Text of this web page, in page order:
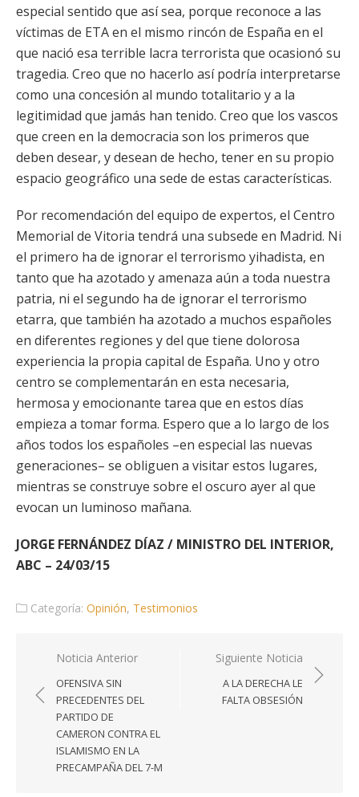
especial sentido que así sea, porque reconoce a las
víctimas de ETA en el mismo rincón de España en el
que nació esa terrible lacra terrorista que ocasionó su
tragedia. Creo que no hacerlo así podría interpretarse
como una concesión al mundo totalitario y a la
legitimidad que jamás han tenido. Creo que los vascos
que creen en la democracia son los primeros que
deben desear, y desean de hecho, tener en su propio
espacio geográfico una sede de estas características.
Por recomendación del equipo de expertos, el Centro
Memorial de Vitoria tendrá una subsede en Madrid. Ni
el primero ha de ignorar el terrorismo yihadista, en
tanto que ha azotado y amenaza aún a toda nuestra
patria, ni el segundo ha de ignorar el terrorismo
etarra, que también ha azotado a muchos españoles
en diferentes regiones y del que tiene dolorosa
experiencia la propia capital de España. Uno y otro
centro se complementarán en esta necesaria,
hermosa y emocionante tarea que en estos días
empieza a tomar forma. Espero que a lo largo de los
años todos los españoles –en especial las nuevas
generaciones– se obliguen a visitar estos lugares,
mientras se construye sobre el oscuro ayer al que
evocan un luminoso mañana.
JORGE FERNÁNDEZ DÍAZ / MINISTRO DEL INTERIOR,
ABC – 24/03/15
Categoría: Opinión, Testimonios
Navegación
entradas
Noticia Anterior
OFENSIVA SIN
PRECEDENTES DEL
PARTIDO DE
CAMERON CONTRA EL
ISLAMISMO EN LA
PRECAMPAÑA DEL 7-M
Siguiente Noticia
A LA DERECHA LE
FALTA OBSESIÓN